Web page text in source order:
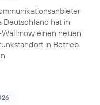
Deutschland hat in
einen neuen
in Betrieb